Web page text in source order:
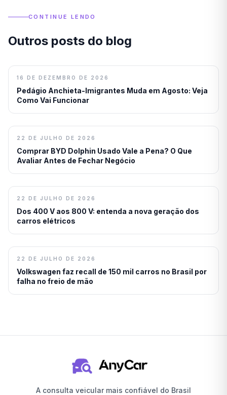
CONTINUE LENDO
Outros posts do blog
16 DE DEZEMBRO DE 2026
Pedágio Anchieta-Imigrantes Muda em Agosto: Veja
Como Vai Funcionar
22 DE JULHO DE 2026
Comprar BYD Dolphin Usado Vale a Pena? O Que
Avaliar Antes de Fechar Negócio
22 DE JULHO DE 2026
Dos 400 V aos 800 V: entenda a nova geração dos
carros elétricos
22 DE JULHO DE 2026
Volkswagen faz recall de 150 mil carros no Brasil por
falha no freio de mão
A consulta veicular mais confiável do Brasil